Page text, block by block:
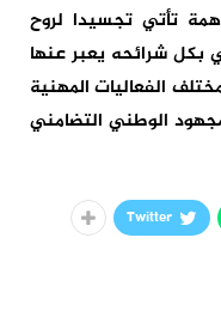
تأتي تجسيدا لروح
بكل شرائحه يعبر عنها
الفعاليات المهنية
الوطني التضامني
Twitter